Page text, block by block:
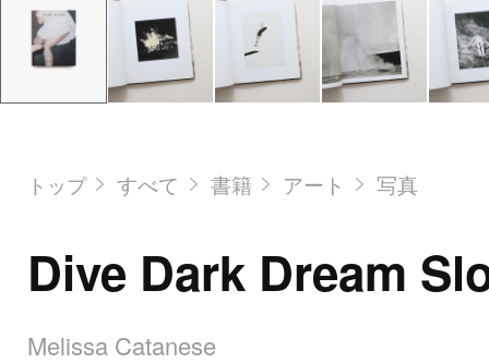
トップ すべて 書籍 アート 写真
Dive Dark Dream
Melissa Catanese